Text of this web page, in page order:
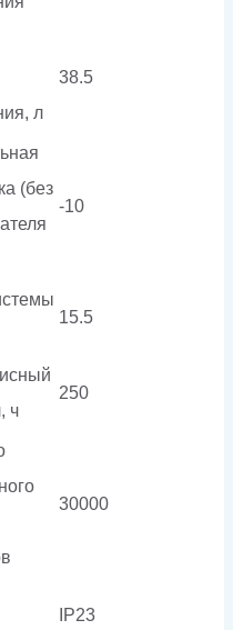
л
38.5
(без
-10
15.5
ч
250
30000
IP23